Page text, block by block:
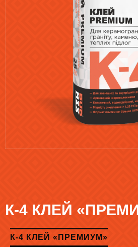
К-4 КЛЕЙ
К-4 КЛЕЙ «ПРЕМИУМ»